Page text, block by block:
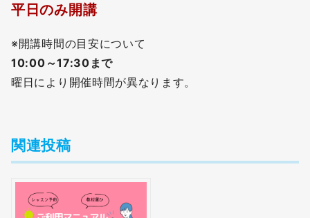
平日のみ開講
※開講時間の目安について
10:00～17:30まで
曜日により開催時間が異なります。
関連投稿
会員登録